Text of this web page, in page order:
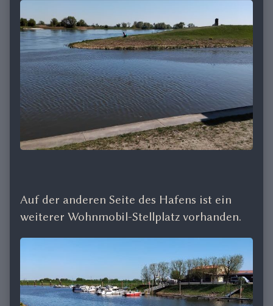
Auf der anderen Seite des Hafens ist ein
weiterer Wohnmobil-Stellplatz vorhanden.